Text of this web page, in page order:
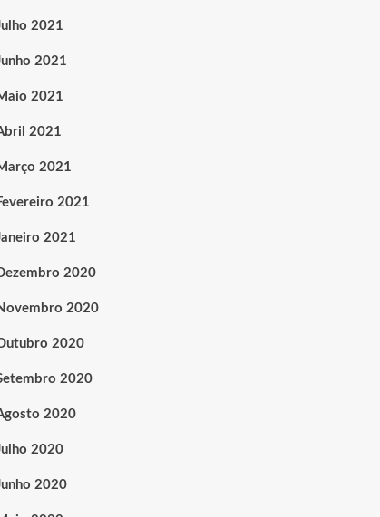
2021
2021
2021
2021
2021
2021
2021
2020
2020
2020
2020
2020
2020
2020